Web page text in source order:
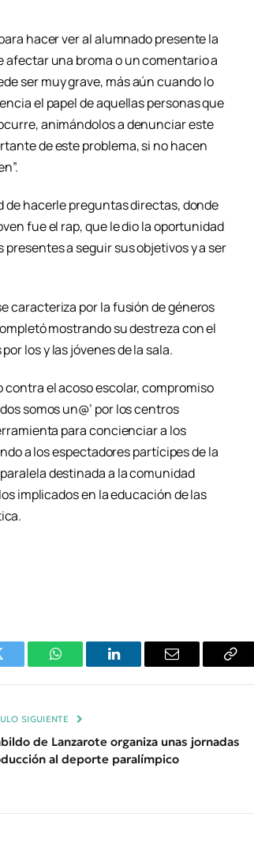
hacer ver al alumnado presente la
afectar una broma o un comentario a
ser muy grave, más aún cuando lo
el papel de aquellas personas que
animándolos a denunciar este
de este problema, si no hacen
hacerle preguntas directas, donde
fue el rap, que le dio la oportunidad
a seguir sus objetivos y a ser
caracteriza por la fusión de géneros
mostrando su destreza con el
los y las jóvenes de la sala.
el acoso escolar, compromiso
somos un@’ por los centros
para concienciar a los
a los espectadores partícipes de la
destinada a la comunidad
implicados en la educación de las
WhatsAppLinkedIn Email
SIGUIENTE
de Lanzarote organiza unas jornadas
al deporte paralímpico